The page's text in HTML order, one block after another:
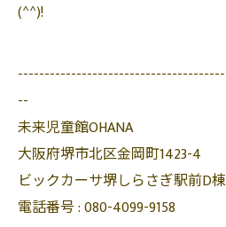
(^^)!
--
未来児童館OHANA
大阪府堺市北区金岡町1423-4
ビックカーサ堺しらさぎ駅前D
電話番号 :080-4099-9158